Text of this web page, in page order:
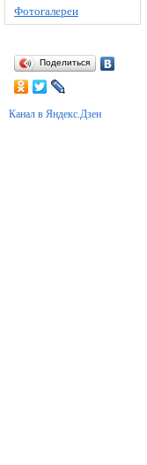
Фотогалереи
Поделиться
Канал в Яндекс.Дзен